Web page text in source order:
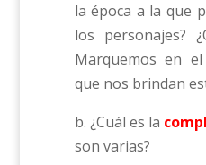
la época a la que
los personajes?
Marquemos en
que nos brindan
b. ¿Cuál es la
son varias?